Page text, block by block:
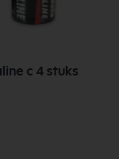
c 4 stuks